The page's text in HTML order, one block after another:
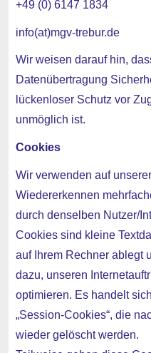
+49 (0) 6147 1834
info(at)mgv-trebur.de
Wir weisen darauf hin,
Datenübertragung
lückenloser Schutz vor
unmöglich ist.
Cookies
Wir verwenden auf
Wiedererkennen
durch denselben Nutzer/
Cookies sind kleine
auf Ihrem Rechner ablegt
dazu, unseren
optimieren. Es handelt
„Session-Cookies“, die
wieder gelöscht werden.